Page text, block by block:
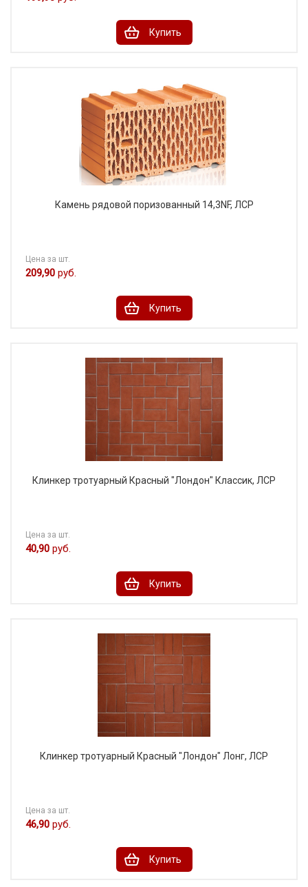
Купить
Камень рядовой поризованный 14,3NF, ЛСР
Цена за шт.
209,90 руб.
Купить
Клинкер тротуарный Красный "Лондон" Классик, ЛСР
Цена за шт.
40,90 руб.
Купить
Клинкер тротуарный Красный "Лондон" Лонг, ЛСР
Цена за шт.
46,90 руб.
Купить